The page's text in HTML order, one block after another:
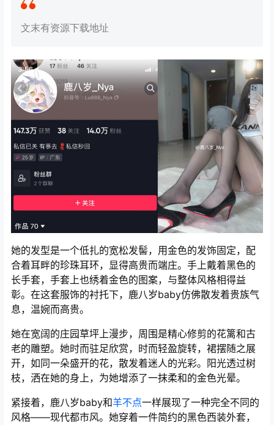
文末有资源下载地址
她的发型是一个低扎的宽松发髻，用金色的发饰固定，配
合着耳畔的珍珠耳环，显得高贵而端庄。手上戴着黑色的
长手套，手套上也绣着金色的图案，与整体风格相得益
彰。在这套服饰的衬托下，鹿八岁baby仿佛散发着贵族气
息，温婉而高贵。
她在宽阔的庄园草坪上漫步，周围是精心修剪的花篱和古
老的雕塑。她时而驻足欣赏，时而轻盈旋转，裙摆随之展
开，如同一朵盛开的花，散发着迷人的光彩。阳光透过树
枝，洒在她的身上，为她增添了一抹柔和的金色光晕。
紧接着，鹿八岁baby和羊不点一样展现了一种完全不同的
风格——现代都市风。她穿着一件简约的黑色西装外套，